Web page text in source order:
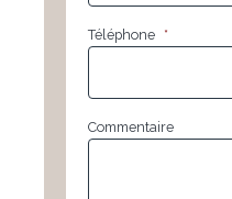
Téléphone *
Commentaire